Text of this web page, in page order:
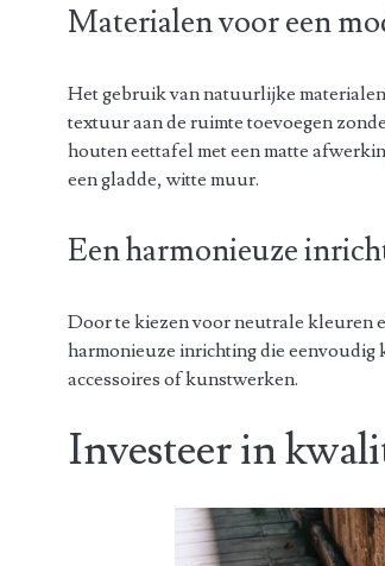
Materialen voor een
Het gebruik van natuurlijke
textuur aan de ruimte toevoegen
houten eettafel met een matte
een gladde, witte muur.
Een harmonieuze
Door te kiezen voor neutrale kleuren
harmonieuze inrichting die
accessoires of kunstwerken.
Investeer in